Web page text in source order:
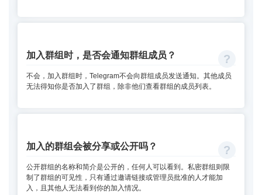
加入群组时，是否会通知群组成员？
不会，加入群组时，Telegram不会向群组成员发送通知。其他成员
无法得知你是否加入了群组，除非他们查看群组的成员列表。
加入的群组会被分享或公开吗？
公开群组的名称和简介是公开的，任何人可以看到。私密群组则限
制了群组的可见性，只有通过邀请链接或管理员批准的人才能加
入，且其他人无法看到你的加入情况。